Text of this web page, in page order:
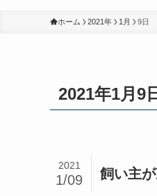
ホーム 2021年 1月 9日
2021年1月9
飼い主
2021
1/09